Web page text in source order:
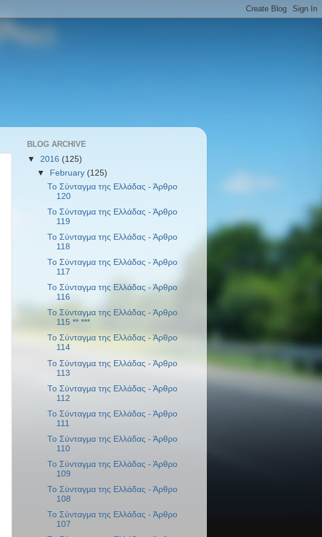
BLOG ARCHIVE
▼ 2016 (125)
▼
February (125)
Το Σύνταγμα της Ελλάδας - Άρθρο
120
Το Σύνταγμα της Ελλάδας - Άρθρο
119
Το Σύνταγμα της Ελλάδας - Άρθρο
118
Το Σύνταγμα της Ελλάδας - Άρθρο
117
Το Σύνταγμα της Ελλάδας - Άρθρο
116
Το Σύνταγμα της Ελλάδας - Άρθρο
115 ** ***
Το Σύνταγμα της Ελλάδας - Άρθρο
114
Το Σύνταγμα της Ελλάδας - Άρθρο
113
Το Σύνταγμα της Ελλάδας - Άρθρο
112
Το Σύνταγμα της Ελλάδας - Άρθρο
111
Το Σύνταγμα της Ελλάδας - Άρθρο
110
Το Σύνταγμα της Ελλάδας - Άρθρο
109
Το Σύνταγμα της Ελλάδας - Άρθρο
108
Το Σύνταγμα της Ελλάδας - Άρθρο
107